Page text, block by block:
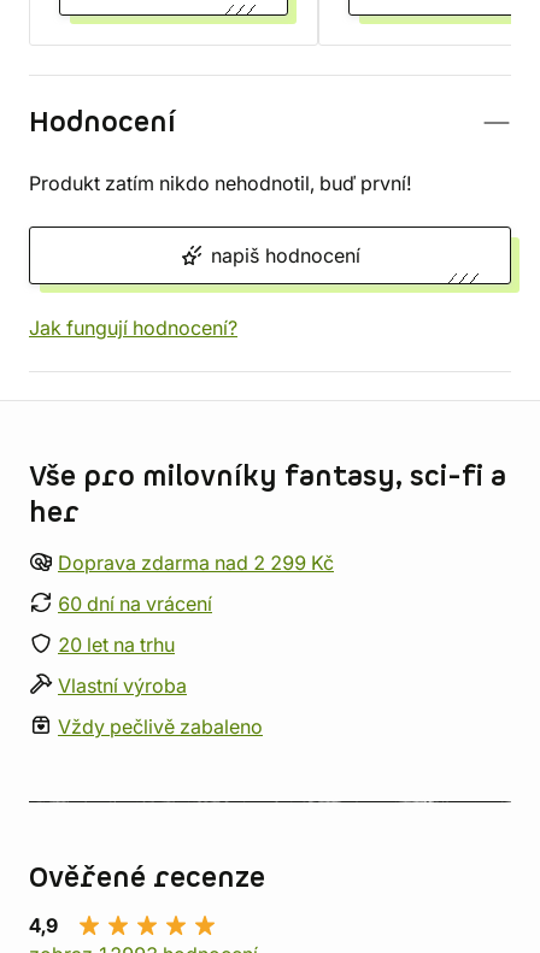
Hodnocení
Produkt zatím nikdo nehodnotil, buď první!
napiš hodnocení
Jak fungují hodnocení?
Vše pro milovníky fantasy, sci-fi a
her
Doprava zdarma nad 2 299 Kč
60 dní na vrácení
20 let na trhu
Vlastní výroba
Vždy pečlivě zabaleno
Ověřené recenze
4,9